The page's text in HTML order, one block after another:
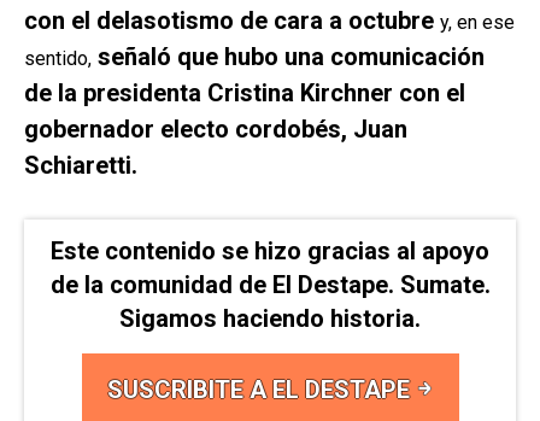
con el delasotismo de cara a octubre y, en ese
sentido, señaló que hubo una comunicación
de la presidenta Cristina Kirchner con el
gobernador electo cordobés, Juan
Schiaretti.
Este contenido se hizo gracias al apoyo
de la comunidad de El Destape. Sumate.
Sigamos haciendo historia.
SUSCRIBITE A EL DESTAPE